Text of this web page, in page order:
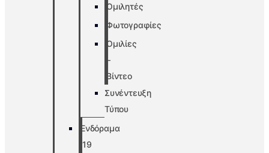
Ομιλητές
Φωτογραφίες
Ομιλίες
–
Βίντεο
Συνέντευξη
Τύπου
Ενδόραμα
’19